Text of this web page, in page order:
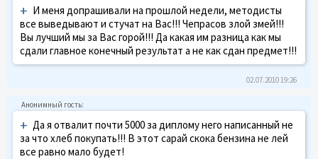
+ И меня допрашивали на прошлой недели, методисты
все выведывают и стучат на Вас!!! Чепрасов злой змей!!!
Вы лучший мы за Вас горой!!! Да какая им разница как мы
сдали главное конечный результат а не как сдан предмет!!!
02.07.2010 19:26
+ Да я отвалит почти 5000 за диплому него написанный не
за что хлеб покупать!!! В этот сарай скока бензина не лей
все равно мало будет!